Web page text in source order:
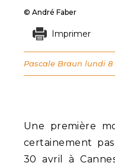
Une première
certainement
30 avril à
© André Faber
Imprimer
Pascale Braun lundi 8